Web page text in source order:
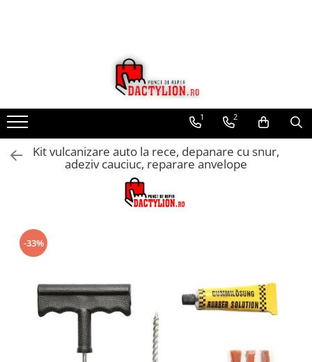
1 2
Kit vulcanizare auto la rece, depanare cu snur,
adeziv cauciuc, reparare anvelope
-33%